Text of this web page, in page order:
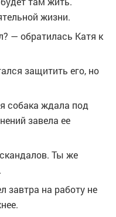
жизни.
— обратилась Катя к
защитить его, но
собака ждала под
завела ее
Ты же
завтра на работу не